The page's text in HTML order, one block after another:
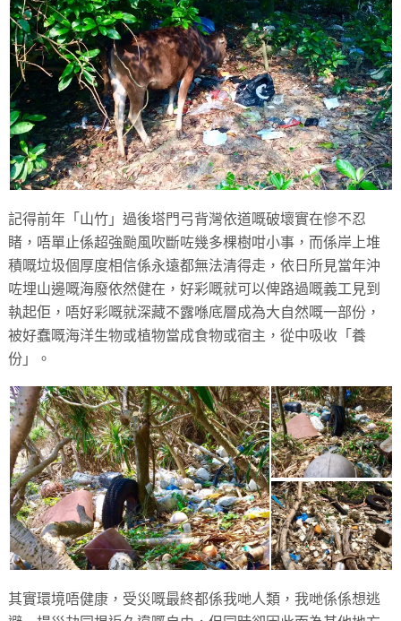
記得前年「山竹」過後塔門弓背灣依道嘅破壞實在慘不忍
睹，唔單止係超強颱風吹斷咗幾多棵樹咁小事，而係岸上堆
積嘅垃圾個厚度相信係永遠都無法清得走，依日所見當年沖
咗埋山邊嘅海廢依然健在，好彩嘅就可以俾路過嘅義工見到
執起佢，唔好彩嘅就深藏不露喺底層成為大自然嘅一部份，
被好蠢嘅海洋生物或植物當成食物或宿主，從中吸收「養
份」。
其實環境唔健康，受災嘅最終都係我哋人類，我哋係係想逃